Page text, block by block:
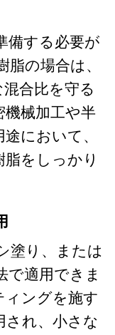
備する必要が
の場合は、
合比を守る
機械加工や半
において、
をしっかり
塗り、または
で適用できま
ィングを施す
され、小さな